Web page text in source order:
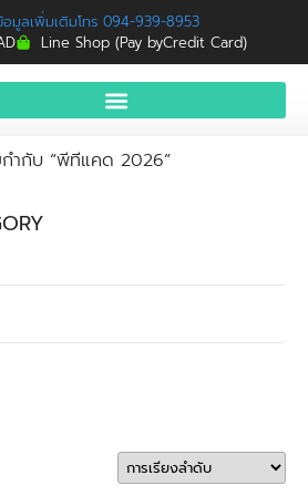
มูลเพิ่มเติมโทร 094-939-8953
Line Shop (Pay byCredit Card)
หน้าแรก
News
ำกับ “พีทีแคด 2026”